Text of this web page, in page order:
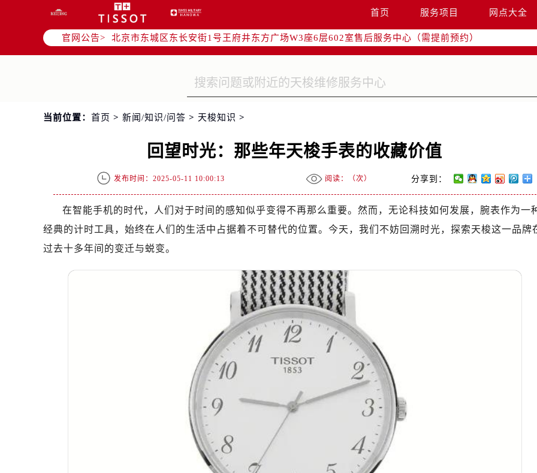
首页 服务项目 网点大全
官网公告>
北京市朝阳区建国门外大街甲6号华熙国际中心写字楼D座11层1102室（需提前预约）
北京市朝阳区建国门外大街甲6号华熙国际中心D座11层1102室售后服务中心（需提前预约）
北京市东城区东长安街1号王府井东方广场W3座6层602室售后服务中心（需提前预约）
节假日正常营业！
当前位置： 首页 > 新闻/知识/问答 > 天梭知识 >
回望时光：那些年天梭手表的收藏价值
发布时间：2025-05-11 10:00:13 阅读：（次） 分享到：
在智能手机的时代，人们对于时间的感知似乎变得不再那么重要。然而，无论科技如何发展，腕表作为一
经典的计时工具，始终在人们的生活中占据着不可替代的位置。今天，我们不妨回溯时光，探索天梭这一品牌
过去十多年间的变迁与蜕变。